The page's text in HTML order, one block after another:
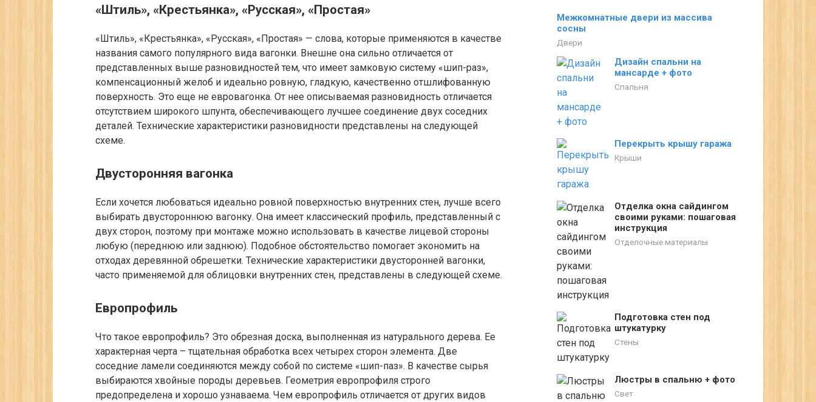
«Штиль», «Крестьянка», «Русская», «Простая»
«Штиль», «Крестьянка», «Русская», «Простая» — слова, которые применяются в качестве
названия самого популярного вида вагонки. Внешне она сильно отличается от
представленных выше разновидностей тем, что имеет замковую систему «шип-раз»,
компенсационный желоб и идеально ровную, гладкую, качественно отшлифованную
поверхность. Это еще не евровагонка. От нее описываемая разновидность отличается
отсутствием широкого шпунта, обеспечивающего лучшее соединение двух соседних
деталей. Технические характеристики разновидности представлены на следующей
схеме.
Двусторонняя вагонка
Если хочется любоваться идеально ровной поверхностью внутренних стен, лучше всего
выбирать двустороннюю вагонку. Она имеет классический профиль, представленный с
двух сторон, поэтому при монтаже можно использовать в качестве лицевой стороны
любую (переднюю или заднюю). Подобное обстоятельство помогает экономить на
отходах деревянной обрешетки. Технические характеристики двусторонней вагонки,
часто применяемой для облицовки внутренних стен, представлены в следующей схеме.
Европрофиль
Что такое европрофиль? Это обрезная доска, выполненная из натурального дерева. Ее
характерная черта – тщательная обработка всех четырех сторон элемента. Две
соседние ламели соединяются между собой по системе «шип-паз». В качестве сырья
выбираются хвойные породы деревьев. Геометрия европрофиля строго
предопределена и хорошо узнаваема. Чем европрофиль отличается от других видов
Межкомнатные двери из массива
сосны
Двери
Дизайн спальни на
мансарде + фото
Спальня
Перекрыть крышу гаража
Крыши
Отделка окна сайдингом
своими руками: пошаговая
инструкция
Отделочные материалы
Подготовка стен под
штукатурку
Стены
Люстры в спальню + фото
Свет